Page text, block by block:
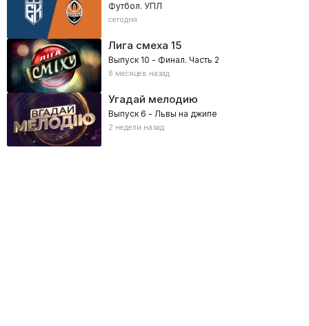
Футбол. УПЛ
сегодня
Лига смеха 15
Выпуск 10 - Финал. Часть 2
8 месяцев назад
Угадай мелодию
Выпуск 6 - Львы на джипе
2 недели назад